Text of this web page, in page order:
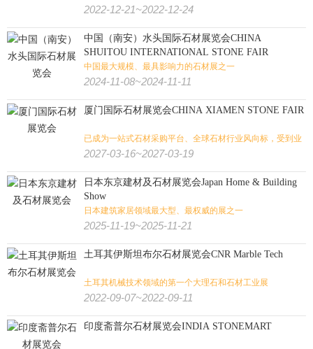
旅游/户外/运动/狩猎: 旅游 体育用品 户外用品 狩猎钓具
壁炉烧烤 潜水 高尔夫 水上运动 马术马具
2022-12-21~2022-12-24
中国（南安）水头国际石材展览会CHINA
SHUITOU INTERNATIONAL STONE FAIR
中国最大规模、最具影响力的石材展之一
2024-11-08~2024-11-11
厦门国际石材展览会CHINA XIAMEN STONE FAIR
已成为一站式石材采购平台、全球石材行业风向标，受到业
内人士的高度关注
2027-03-16~2027-03-19
日本东京建材及石材展览会Japan Home & Building
Show
日本建筑家居领域最大型、最权威的展之一
2025-11-19~2025-11-21
土耳其伊斯坦布尔石材展览会CNR Marble Tech
土耳其机械技术领域的第一个大理石和石材工业展
2022-09-07~2022-09-11
印度斋普尔石材展览会INDIA STONEMART